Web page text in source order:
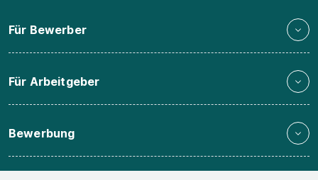
Für Bewerber
Für Arbeitgeber
Bewerbung